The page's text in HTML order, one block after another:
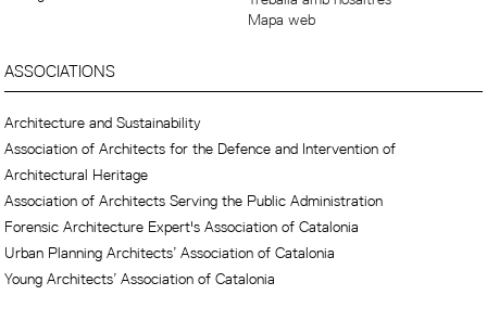
Mapa web
ASSOCIATIONS
Architecture and Sustainability
Association of Architects for the Defence and Intervention of
Architectural Heritage
Association of Architects Serving the Public Administration
Forensic Architecture Expert's Association of Catalonia
Urban Planning Architects’ Association of Catalonia
Young Architects’ Association of Catalonia